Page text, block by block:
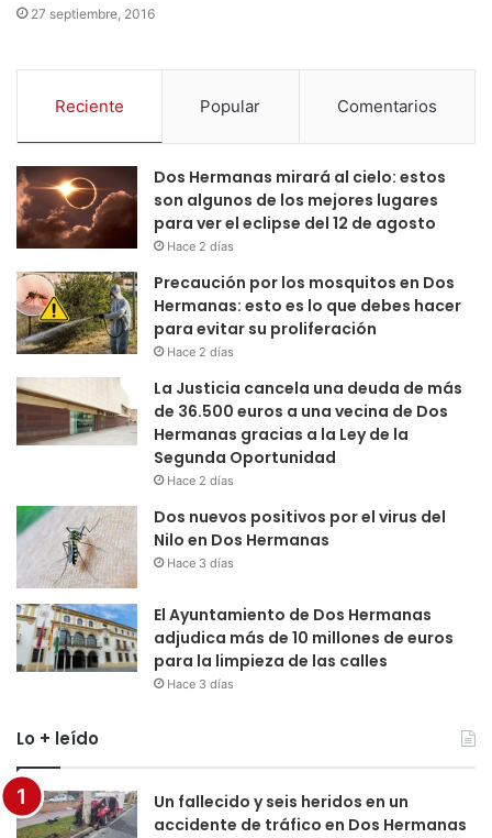
27 septiembre, 2016
Reciente Popular Comentarios
Dos Hermanas mirará al cielo: estos
son algunos de los mejores lugares
para ver el eclipse del 12 de agosto
Hace 2 días
Precaución por los mosquitos en Dos
Hermanas: esto es lo que debes hacer
para evitar su proliferación
Hace 2 días
La Justicia cancela una deuda de más
de 36.500 euros a una vecina de Dos
Hermanas gracias a la Ley de la
Segunda Oportunidad
Hace 2 días
Dos nuevos positivos por el virus del
Nilo en Dos Hermanas
Hace 3 días
El Ayuntamiento de Dos Hermanas
adjudica más de 10 millones de euros
para la limpieza de las calles
Hace 3 días
Lo + leído
Un fallecido y seis heridos en un
accidente de tráfico en Dos Hermanas